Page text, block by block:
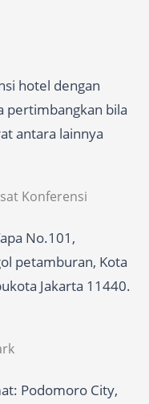
hotel dengan
pertimbangkan bila
antara lainnya
Konferensi
No.101,
petamburan, Kota
Jakarta 11440.
Podomoro City,